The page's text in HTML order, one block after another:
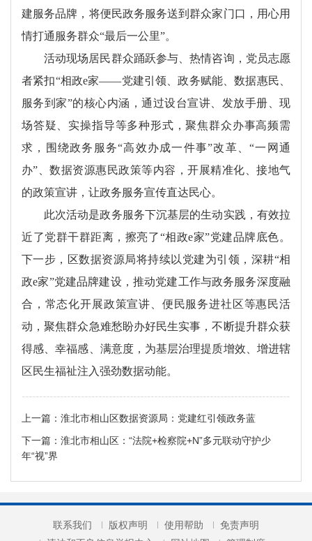
建服务品牌，将便民政务服务送到群众家门口，用心用
情打通服务群众“最后一公里”。
活动现场居民群众踊跃参与、热情咨询，党员志愿
者紧扣“相政e家——党建引领、政务赋能、数据惠民、
服务到家”的核心内涵，通过设台宣讲、发放手册、现
场答疑、实操指导等多种形式，聚焦群众办事高频需
求，围绕政务服务“高效办成一件事”改革、“一网通
办”、数据资源惠民政策等内容，开展精准化、接地气
的政策宣讲，让政务服务宣传直达民心。
此次活动是政务服务下沉基层的生动实践，有效拉
近了党群干群距离，擦亮了“相政e家”党建品牌底色。
下一步，区数据资源局将持续以党建为引领，深耕“相
政e家”党建品牌建设，推动党建工作与政务服务深度融
合，常态化开展政策宣讲、便民服务进社区等惠民活
动，聚焦群众急难愁盼办好民生实事，不断提升群众获
得感、幸福感、满意度，为基层治理提质增效、增进辖
区民生福祉注入强劲数据动能。
上一篇： 淮北市相山区数据资源局：党建红引领政务蓝
下一篇： 淮北市相山区：“法院+检察院+N”多元联动守护少
年“视”界
联系我们 版权声明 使用帮助
免责声明